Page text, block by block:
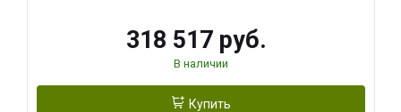
318 517 руб.
В наличии
Купить